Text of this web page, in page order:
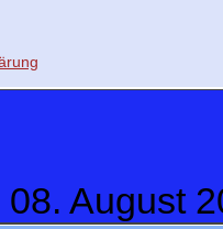
August